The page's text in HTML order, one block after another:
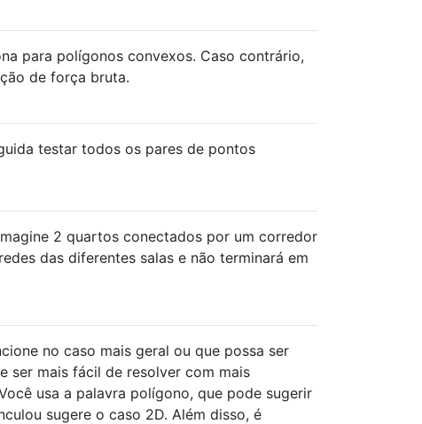
para polígonos convexos. Caso contrário,
de força bruta.
testar todos os pares de pontos
2 quartos conectados por um corredor
das diferentes salas e não terminará em
no caso mais geral ou que possa ser
ser mais fácil de resolver com mais
usa a palavra polígono, que pode sugerir
sugere o caso 2D. Além disso, é